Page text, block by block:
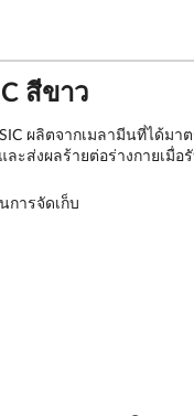
สีขาว
ผลิตจากเมลามีนที่ไ
ะส่งผลร้ายต่อร่างกายเมื่อ
การจัดเก็บ